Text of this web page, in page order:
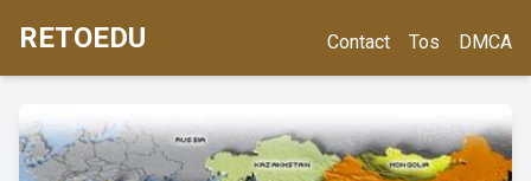
RETOEDU Contact Tos DMCA